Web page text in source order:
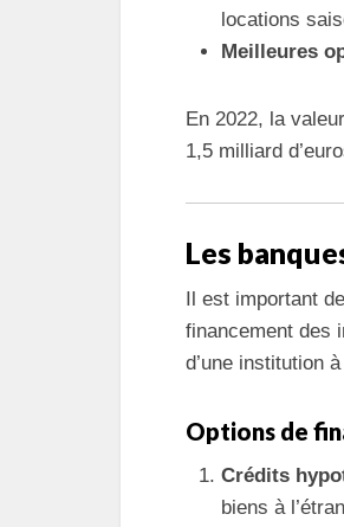
locations
Meilleures
En 2022, la
1,5 milliard
Les
Il est important
financement des
d’une institution
Options de
Crédits
biens à